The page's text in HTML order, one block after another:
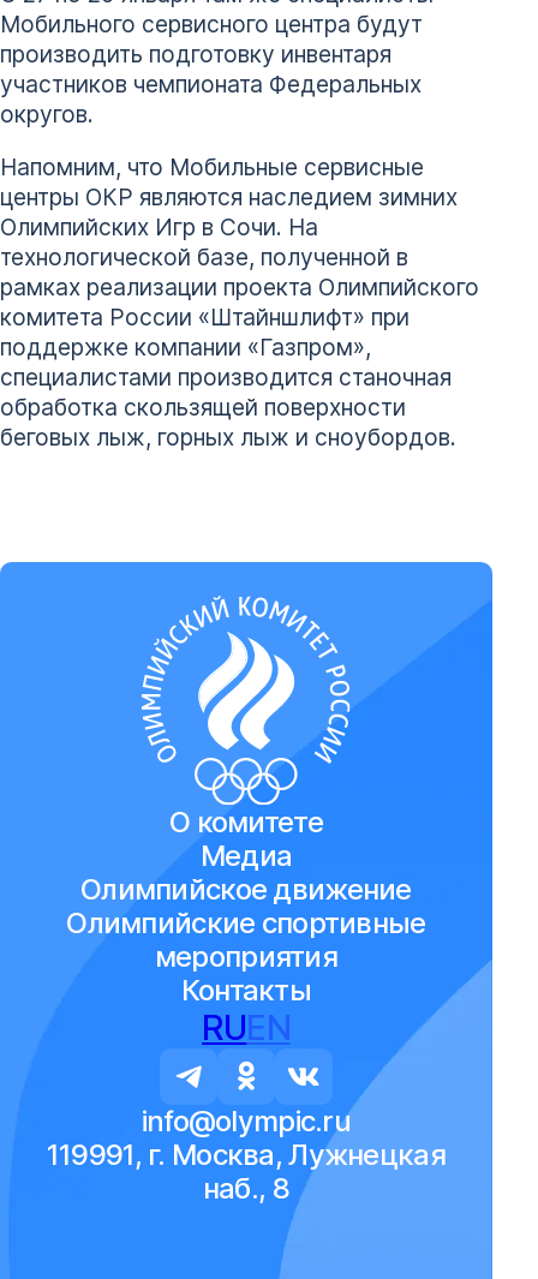
Мобильного сервисного центра будут
производить подготовку инвентаря
участников чемпионата Федеральных
округов.
Напомним, что Мобильные сервисные
центры ОКР являются наследием зимних
Олимпийских Игр в Сочи. На
технологической базе, полученной в
рамках реализации проекта Олимпийского
комитета России «Штайншлифт» при
поддержке компании «Газпром»,
специалистами производится станочная
обработка скользящей поверхности
беговых лыж, горных лыж и сноубордов.
О комитете
Медиа
Олимпийское движение
Олимпийские спортивные
мероприятия
Контакты
RUEN
info@olympic.ru
119991, г. Москва, Лужнецкая
наб., 8